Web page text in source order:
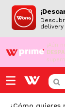
delivery
¡Aún
¿Cómo